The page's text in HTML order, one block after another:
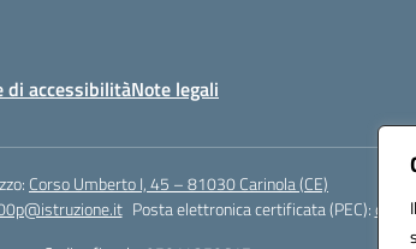
di accessibilitàNote legali
Corso Umberto I, 45 – 81030 Carinola (CE)
Posta elettronica certificata (PEC):